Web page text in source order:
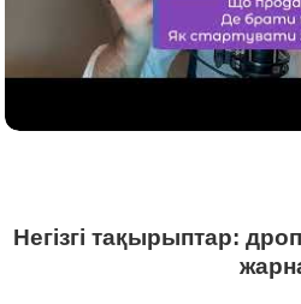
Негізгі тақырыптар: